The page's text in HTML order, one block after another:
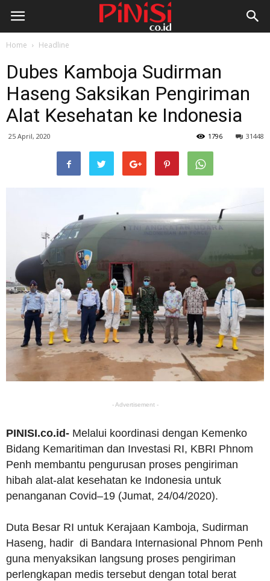
Home Headline
Dubes Kamboja Sudirman
Haseng Saksikan Pengiriman
Alat Kesehatan ke Indonesia
25 April, 2020 31448
1796
- Advertisement -
PINISI.co.id- Melalui koordinasi dengan Kemenko
Bidang Kemaritiman dan Investasi RI, KBRI Phnom
Penh membantu pengurusan proses pengiriman
hibah alat-alat kesehatan ke Indonesia untuk
penanganan Covid–19 (Jumat, 24/04/2020).
Duta Besar RI untuk Kerajaan Kamboja, Sudirman
Haseng, hadir di Bandara Internasional Phnom Penh
guna menyaksikan langsung proses pengiriman
perlengkapan medis tersebut dengan total berat